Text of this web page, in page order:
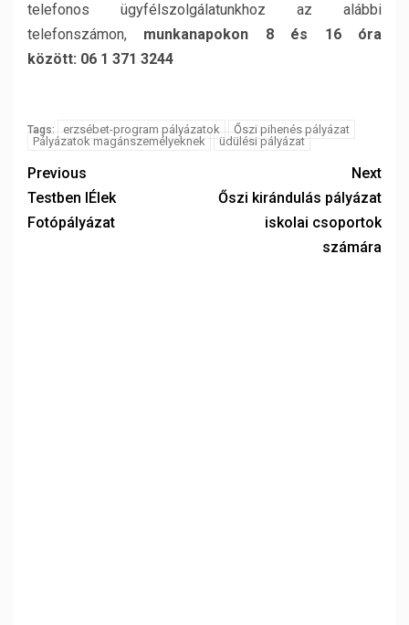
telefonos ügyfélszolgálatunkhoz az alábbi
telefonszámon, munkanapokon 8 és 16 óra
között: 06 1 371 3244
Tags: erzsébet-program pályázatok
Őszi pihenés pályázat
Pályázatok magánszemélyeknek
üdülési pályázat
Previous
Testben lÉlek
Fotópályázat
Next
Őszi kirándulás pályázat
iskolai csoportok
számára